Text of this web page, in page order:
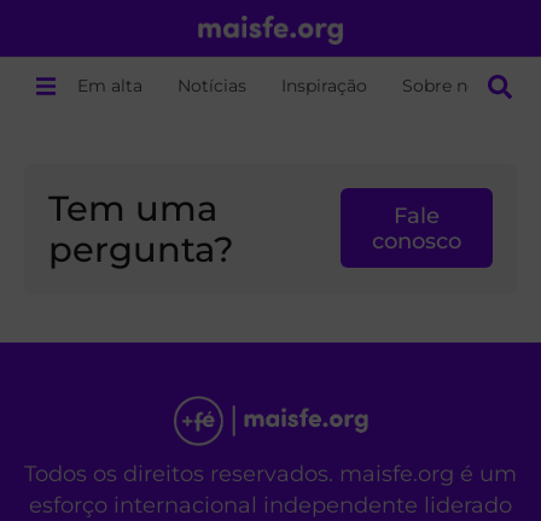
Em alta Notícias Inspiração Sobre nós
Tem uma
pergunta?
Fale
conosco
Todos os direitos reservados. maisfe.org é um
esforço internacional independente liderado